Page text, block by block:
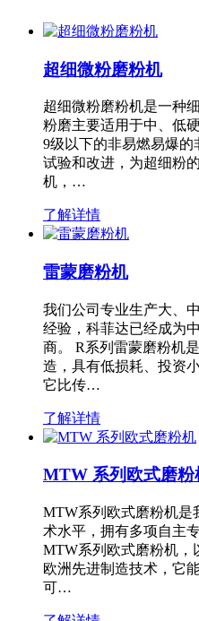
超细微粉磨粉机
超细微粉磨粉机是一种
粉磨主要适用于中、低
9级以下的非易燃易爆的
试验和改进，为超细粉
机，…
了解详情
雷蒙磨粉机
我们公司专业生产大、
经验，科菲达已经成为
商。 R系列雷蒙磨粉机
造，具有低损耗、投资
它比传…
了解详情
MTW 系列欧式磨粉
MTW系列欧式磨粉机是
术水平，拥有多项自主
MTW系列欧式磨粉机，
欧洲先进制造技术，它
可…